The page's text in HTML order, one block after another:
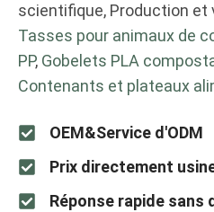
scientifique, Production et
Tasses pour animaux de
PP, Gobelets PLA
Contenants et plateaux
OEM&Service d'ODM
Prix ​​directement
Réponse rapide sans